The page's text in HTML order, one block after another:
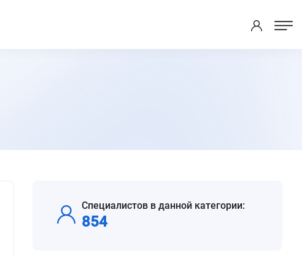
Специалистов в данной категории:
854